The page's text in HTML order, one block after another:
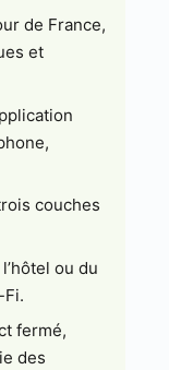
de France,
et
couches
ou du
fermé,
des